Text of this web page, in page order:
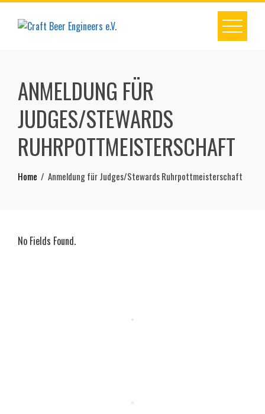
Skip
ANMELDUNG FÜR
JUDGES/STEWARDS
RUHRPOTTMEISTERSCHAFT
Home Anmeldung für Judges/Stewards Ruhrpottmeisterschaft
No Fields Found.